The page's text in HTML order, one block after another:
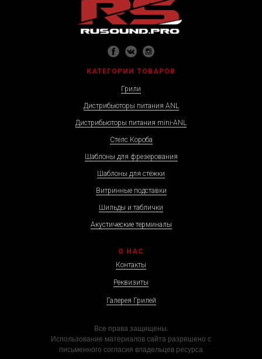
КАТЕГОРИИ ТОВАРОВ
Грили
О НАС
Все права защищены.
Использование материалов сайта разрешено с
письменного согласия владельцев ресурса
Дистрибьюторы питания ANL
Дистрибьюторы питания mini-ANL
Стелс Короба
Шаблоны для фрезерования
Шаблоны для стёжки
Витринные подставки
Шильды и таблички
Контакты
Реквизиты
Галерея Грилей
Акустические терминалы